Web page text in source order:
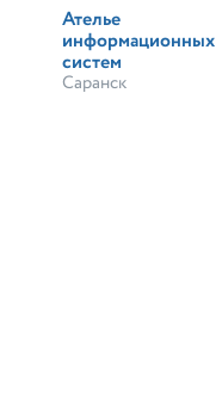
Ателье
информационных
систем
Саранск